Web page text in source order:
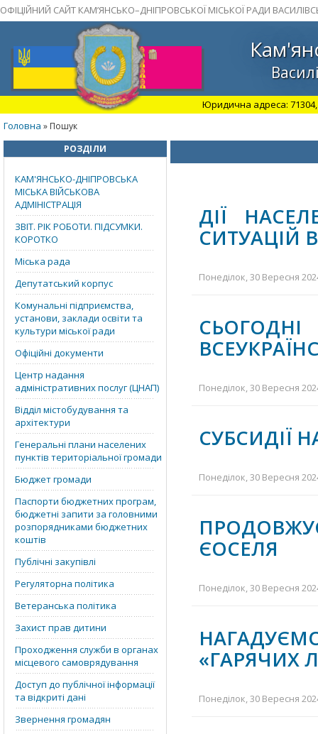
ОФІЦІЙНИЙ САЙТ КАМ’ЯНСЬКО–ДНІПРОВСЬКОЇ МІСЬКОЇ РАДИ
Юридична адреса: 71304,
Головна » Пошук
РОЗДІЛИ
КАМ'ЯНСЬКО-ДНІПРОВСЬКА
МІСЬКА ВІЙСЬКОВА
АДМІНІСТРАЦІЯ
ЗВІТ. РІК РОБОТИ. ПІДСУМКИ.
КОРОТКО
Міська рада
Депутатський корпус
Комунальні підприємства,
установи, заклади освіти та
культури міської ради
Офіційні документи
Центр надання
адміністративних послуг (ЦНАП)
Відділ містобудування та
архітектури
Генеральні плани населених
пунктів територіальної громади
Бюджет громади
Паспорти бюджетних програм,
бюджетні запити за головними
розпорядниками бюджетних
коштів
Публічні закупівлі
Регуляторна політика
Ветеранська політика
Захист прав дитини
Проходження служби в органах
місцевого самоврядування
Доступ до публічної інформації
та відкриті дані
Звернення громадян
ДІЇ
СИТУАЦІЙ
Понеділок, 30 Вересня
Понеділок, 30 Вересня
СУБСИДІЇ
Понеділок, 30 Вересня
ЄОСЕЛЯ
Понеділок, 30 Вересня
«ГАРЯЧИХ
Понеділок, 30 Вересня